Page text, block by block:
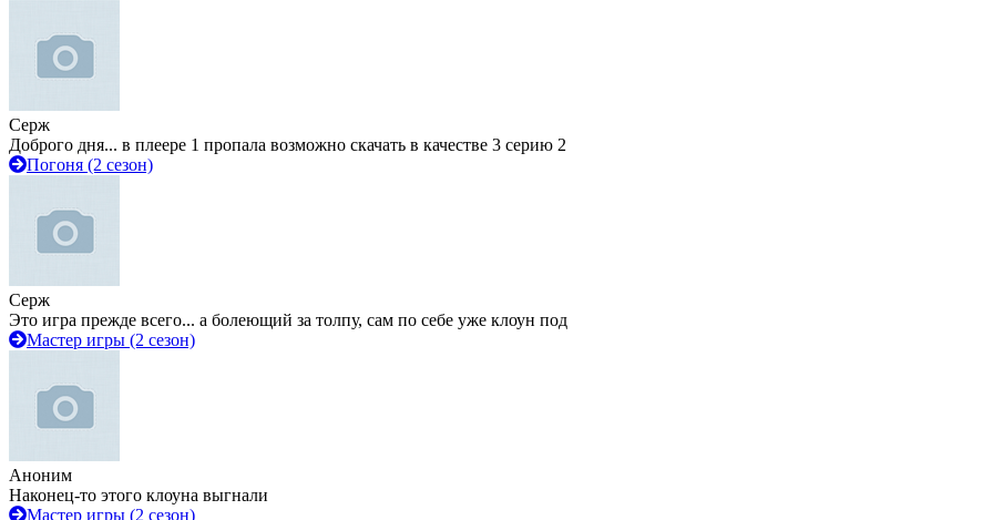
Серж
Доброго дня... в плеере 1 пропала возможно скачать в качестве 3 серию 2
Погоня (2 сезон)
Серж
Это игра прежде всего... а болеющий за толпу, сам по себе уже клоун под
Мастер игры (2 сезон)
Аноним
Наконец-то этого клоуна выгнали
Мастер игры (2 сезон)